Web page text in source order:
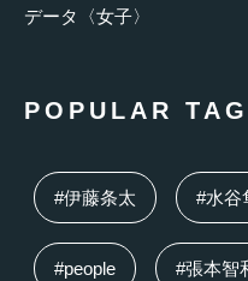
データ〈女子〉
POPULAR TAG
#伊藤条太 #水谷
#people #張本智